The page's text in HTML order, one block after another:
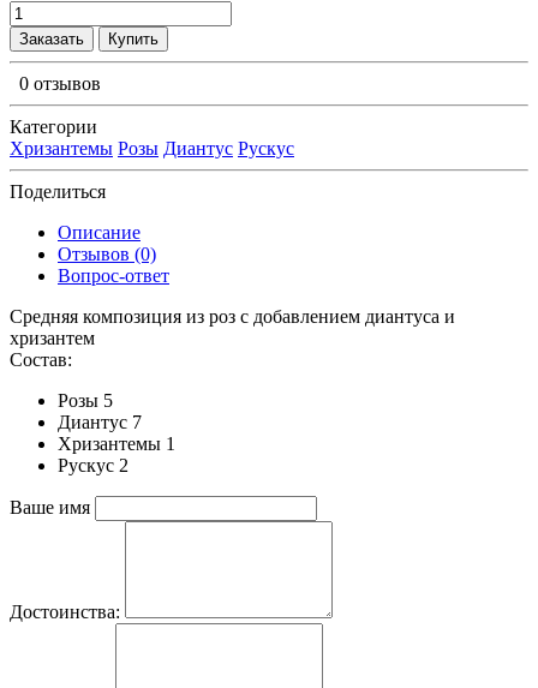
Заказать Купить
0 отзывов
Категории
Хризантемы Розы Диантус Рускус
Поделиться
Описание
Отзывов (0)
Вопрос-ответ
Средняя композиция из роз c добавлением диантуса и
хризантем
Состав:
Розы 5
Диантус 7
Хризантемы 1
Рускус 2
Ваше имя
Достоинства: